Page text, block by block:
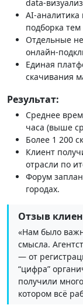
подборка
Отдельные
Единая
скачивания
Результат:
Среднее
часа (выше
Более 1 200
Клиент
отрасли по
Форум
городах.
Отзыв
«Нам было
смысла.
— от
“цифра”
получили
котором всё